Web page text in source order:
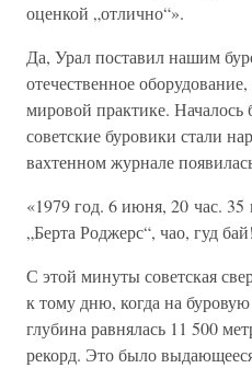
оценкой „отлично“».
Да, Урал поставил нашим
отечественное
мировой практике. Началось
советские буровики стали
вахтенном журнале
«1979 год. 6 июня, 20 час.
„Берта Роджерс“, чао, гуд
С этой минуты советская
к тому дню, когда на
глубина равнялась 11 500
рекорд. Это было